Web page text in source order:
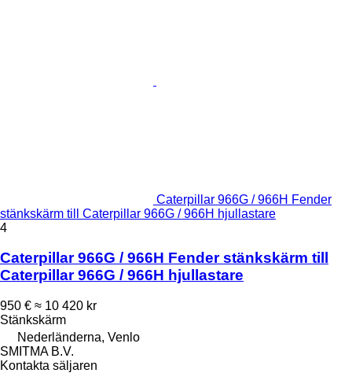
Caterpillar 966G / 966H Fender
stänkskärm till Caterpillar 966G / 966H hjullastare
4
Caterpillar 966G / 966H Fender stänkskärm till
Caterpillar 966G / 966H hjullastare
950 € ≈ 10 420 kr
Stänkskärm
Nederländerna, Venlo
SMITMA B.V.
Kontakta säljaren